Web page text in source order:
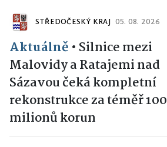
STŘEDOČESKÝ KRAJ 05. 08. 2026
Aktuálně • Silnice mezi
Malovidy a Ratajemi nad
Sázavou čeká kompletní
rekonstrukce za téměř 100
milionů korun